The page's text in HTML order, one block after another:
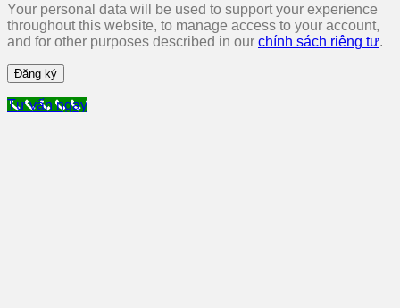
Your personal data will be used to support your experience
throughout this website, to manage access to your account,
and for other purposes described in our chính sách riêng tư.
Đăng ký
Tư vấn ngay